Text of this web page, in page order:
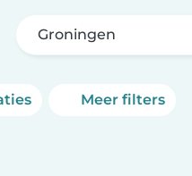
Groningen
Meer filters